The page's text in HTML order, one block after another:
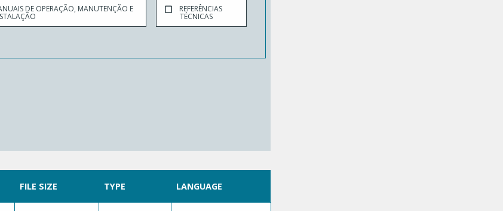
DE OPERAÇÃO, MANUTENÇÃO E REFERÊNCIAS
TÉCNICAS
FILE SIZE TYPE LANGUAGE